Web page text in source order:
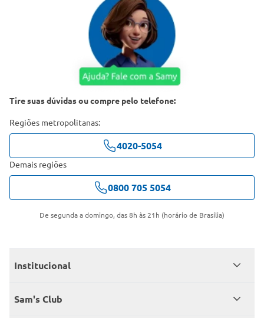
Tire suas dúvidas ou compre pelo telefone:
Regiões metropolitanas:
4020-5054
Demais regiões
0800 705 5054
De segunda a domingo, das 8h às 21h (horário de Brasília)
Institucional
Quem somos
Sam's Club